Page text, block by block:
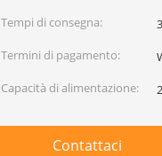
Tempi di consegna:
Termini di pagamento:
Capacità di alimentazione:
Contattaci